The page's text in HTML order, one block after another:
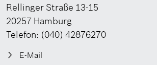
Rellinger Straße 13-15
20257 Hamburg
Telefon: (040) 42876270
E-Mail